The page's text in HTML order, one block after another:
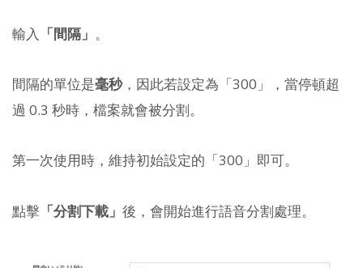
輸入 「間隔」 。
間隔的單位是毫秒，因此若設定為「300」，當停頓超
過 0.3 秒時，檔案就會被分割。
第一次使用時，維持初始設定的「300」即可。
點擊 「分割下載」 後，會開始進行語音分割處理。